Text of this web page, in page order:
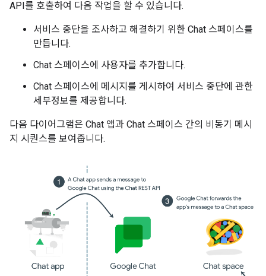
API를 호출하여 다음 작업을 할 수 있습니다.
서비스 중단을 조사하고 해결하기 위한 Chat 스페이스를
만듭니다.
Chat 스페이스에 사용자를 추가합니다.
Chat 스페이스에 메시지를 게시하여 서비스 중단에 관한
세부정보를 제공합니다.
다음 다이어그램은 Chat 앱과 Chat 스페이스 간의 비동기 메시
지 시퀀스를 보여줍니다.